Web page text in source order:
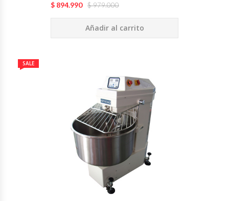
$979.000
$ 894.990
Añadir al carrito
SALE